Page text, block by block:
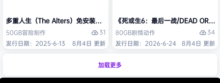
多重人生（The Alters）免安装中文版
50GB冒险制作
31
发行日期：2025-6-13
8月4日 更新
《死或生6：最后一战/DEAD OR
80GB剧情动作
34
发行日期：2026-6-24
8月4日 更新
加载更多